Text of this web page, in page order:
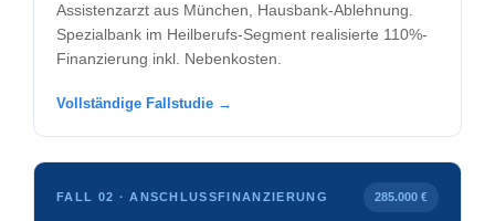
Assistenzarzt aus München, Hausbank-Ablehnung.
Spezialbank im Heilberufs-Segment realisierte 110%-
Finanzierung inkl. Nebenkosten.
Vollständige Fallstudie →
FALL 02 · ANSCHLUSSFINANZIERUNG 285.000 €